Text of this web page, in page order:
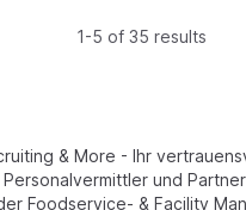
1-5 of 35 results
& More - Ihr
und
Foodservice- & Facility